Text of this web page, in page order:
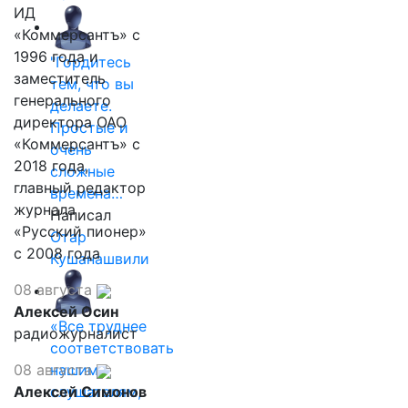
"Гордитесь
тем, что вы
делаете.
Простые и
очень
сложные
времена…
Написал
Отар
Кушанашвили
«Все труднее
соответствовать
нашим
слушателям,
ИД
«Коммерсантъ» с
1996 года и
заместитель
генерального
директора ОАО
«Коммерсантъ» с
2018 года,
главный редактор
журнала
«Русский пионер»
с 2008 года
08 августа
Алексей Осин
радиожурналист
08 августа
Алексей Симонов